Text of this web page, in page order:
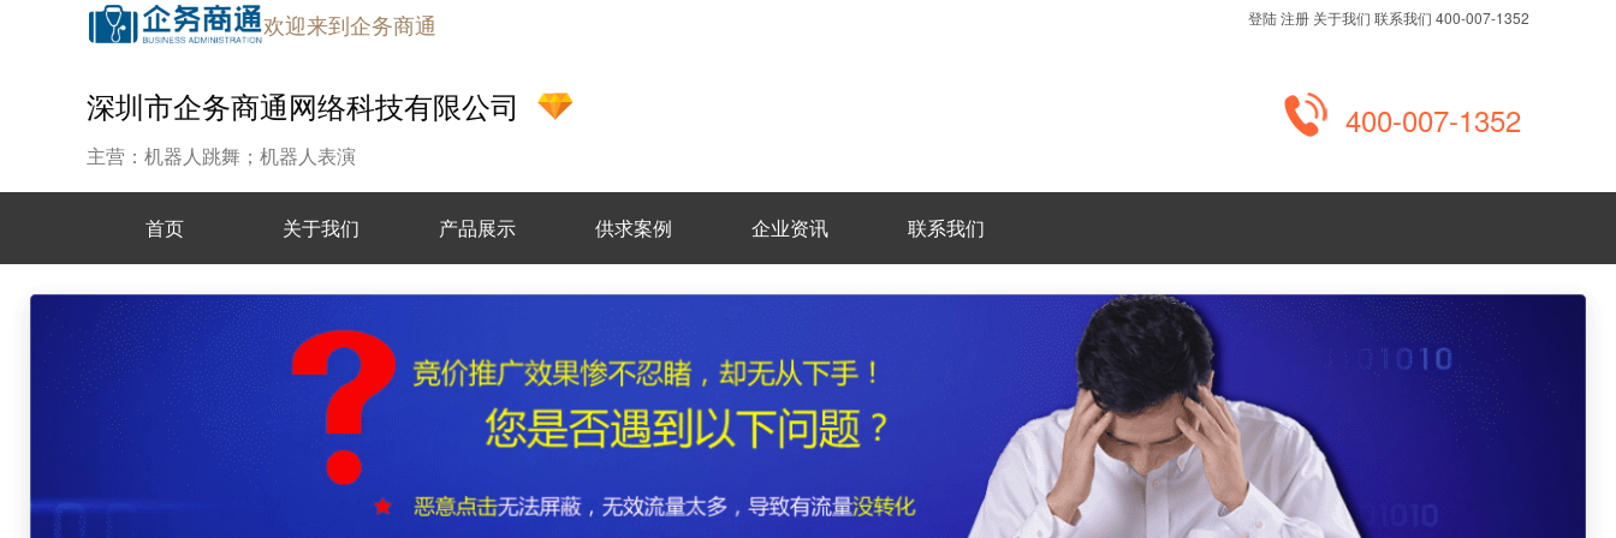
欢迎来到企务商通 登陆注册 关于我们 联系我们 400-007-1352
深圳市企务商通网络科技有限公司
主营：机器人跳舞；机器人表演
400-007-1352
首页 关于我们 产品展示 供求案例 企业资讯 联系我们